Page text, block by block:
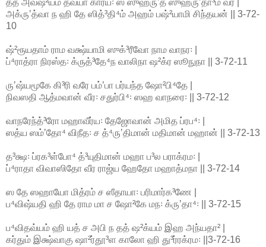
தத் அவஷ்²யம் த்வயா கார்ய꞉ ஸ ஸுஹ்ருʼத் ஸுஹ்ருʼதா³ம் வர |
அக்ருʼத்வா ந ஹி தே ஸித்³தி⁴ம் அஹம் பஷ்²யாமி சிந்தயன் || 3-72-
10
ஷ்²ரூயதாம் ராம வக்ஷ்யாமி ஸுக்³ரீவோ நாம வாநர꞉ |
ப்⁴ராத்ரா நிரஸ்த꞉ க்ருத்³தே⁴ந வாலிநா ஷ²க்ர ஸூநுநா || 3-72-11
ருʼஷ்யமூகே கி³ரி வரே பம்ʼபா பர்யந்த ஷோ²பி⁴தே |
நிவஸதி ஆத்மவான் வீர꞉ சதுர்பி⁴꞉ ஸஹ வாநரை꞉ || 3-72-12
வாநரேந்த்³ரோ மஹாவீர்ய꞉ தேஜோவான் அமித ப்ரப⁴꞉ |
ஸத்ய ஸம்ʼதோ⁴ விநீத꞉ ச த்⁴ருʼதிமான் மதிமான் மஹான் || 3-72-13
த³க்ஷ꞉ ப்ரக³ள்போ⁴ த்³யுதிமான் மஹா ப³ல பராக்ரம꞉ |
ப்⁴ராதா விவாஸிதோ வீர ராஜ்ய ஹேதோ மஹாத்மநா || 3-72-14
ஸ தே ஸஹாயோ மித்ரம் ச ஸீதாயா꞉ பரிமார்க³ணே |
ப⁴விஷ்யதி ஹி தே ராம மா ச ஷோ²கே மந꞉ க்ருʼதா⁴꞉ || 3-72-15
ப⁴விதவ்யம் ஹி யத் ச அபி ந தத் ஷ²க்யம் இஹ அந்யதா² |
கர்தும் இக்ஷ்வாகு ஷா²ர்தூ³ள காலோ ஹி து³ர்ரக்ரம꞉ ||3-72-16